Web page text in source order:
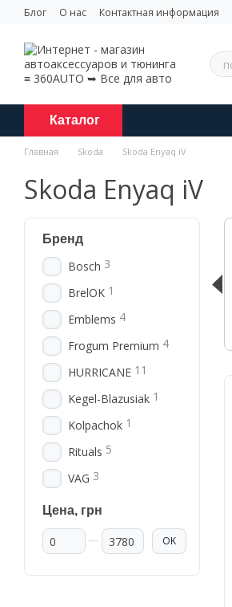
Перейти к основному контенту
Блог О нас Контактная информация
Каталог
Главная Skoda Skoda Enyaq iV
Skoda Enyaq iV
Бренд
Bosch 3
BrelOK 1
Emblems 4
Frogum Premium 4
HURRICANE 11
Kegel-Blazusiak 1
Kolpachok 1
Rituals 5
VAG 3
Цена, грн
От Цена, грн
До Цена, грн OK